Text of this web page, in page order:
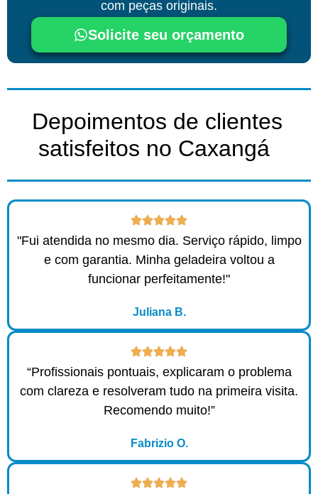
com peças originais.
Solicite seu orçamento
Depoimentos de clientes
satisfeitos no Caxangá ​
"Fui atendida no mesmo dia. Serviço rápido, limpo
e com garantia. Minha geladeira voltou a
funcionar perfeitamente!"
Juliana B.
“Profissionais pontuais, explicaram o problema
com clareza e resolveram tudo na primeira visita.
Recomendo muito!”
Fabrizio O.